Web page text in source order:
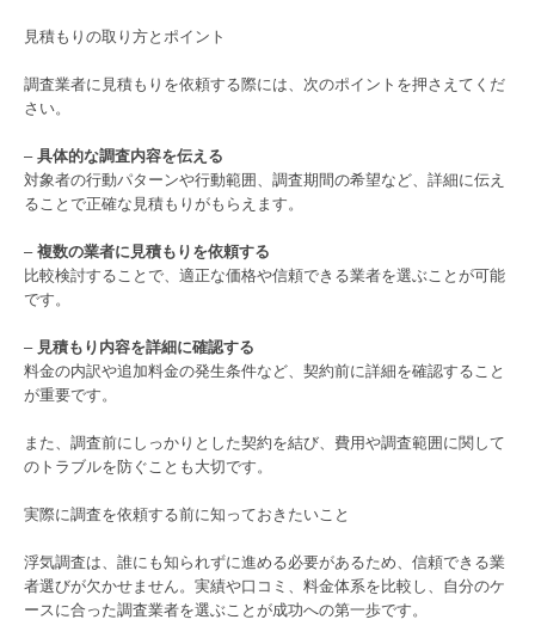
見積もりの取り方とポイント
調査業者に見積もりを依頼する際には、次のポイントを押さえてくだ
さい。
–具体的な調査内容を伝える
対象者の行動パターンや行動範囲、調査期間の希望など、詳細に伝え
ることで正確な見積もりがもらえます。
–複数の業者に見積もりを依頼する
比較検討することで、適正な価格や信頼できる業者を選ぶことが可能
です。
– 見積もり内容を詳細に確認する
料金の内訳や追加料金の発生条件など、契約前に詳細を確認すること
が重要です。
また、調査前にしっかりとした契約を結び、費用や調査範囲に関して
のトラブルを防ぐことも大切です。
実際に調査を依頼する前に知っておきたいこと
浮気調査は、誰にも知られずに進める必要があるため、信頼できる業
者選びが欠かせません。実績や口コミ、料金体系を比較し、自分のケ
ースに合った調査業者を選ぶことが成功への第一歩です。